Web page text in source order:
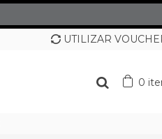
UTILIZAR
0